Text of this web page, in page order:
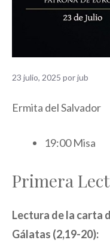
23 julio, 2025 porjub
Ermita del Salvador
19:00 Misa
Primera
Lectura de la carta
Gálatas (2,19-20):